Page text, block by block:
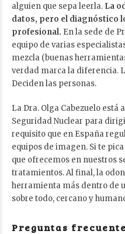
alguien que sepa leerla. La
datos, pero el diagnóstico
profesional. En la sede de
equipo de varias
mezcla (buenas
verdad marca la diferencia.
Deciden las personas.
La Dra. Olga Cabezuelo está
Seguridad Nuclear para
requisito que en España
equipos de imagen. Si te
que ofrecemos en nuestros
tratamientos. Al final, la
herramienta más dentro de
sobre todo, cercano y
Preguntas